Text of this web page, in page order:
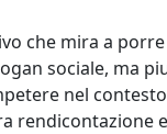
che mira a
sociale, ma
nel